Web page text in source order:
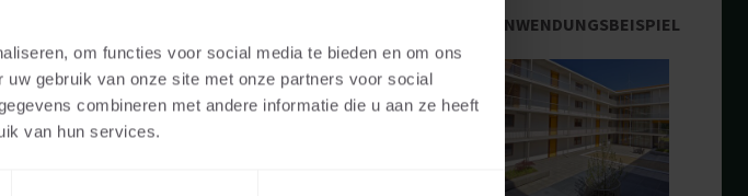
om functies voor social media te bieden en om ons
gebruik van onze site met onze partners voor social
combineren met andere informatie die u aan ze heeft
van hun services.
ANWENDUNGSBEISPIEL